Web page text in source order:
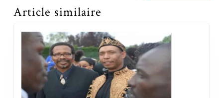
Article similaire